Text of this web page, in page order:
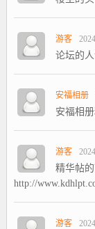
游客
论坛的人
安福相册
安福相
游客
精华帖的
http://
游客